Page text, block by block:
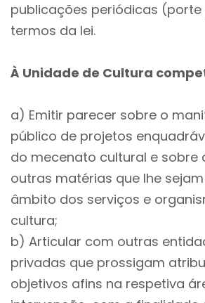
publicações periódicas
termos da lei.
À Unidade de Cultura
a) Emitir parecer sobre o
público de projetos
do mecenato cultural e sobre
outras matérias que lhe
âmbito dos serviços e
cultura;
b) Articular com outras
privadas que prossigam
objetivos afins na respetiva